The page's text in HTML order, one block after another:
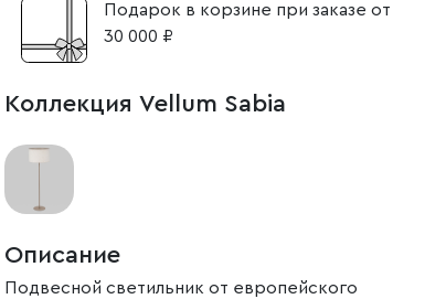
Подарок в корзине при заказе от
30 000 ₽
Коллекция Vellum Sabia
Описание
Подвесной светильник от европейского